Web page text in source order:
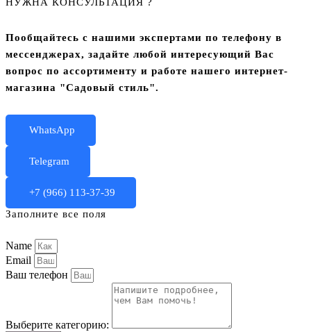
Пообщайтесь с нашими экспертами по телефону в
мессенджерах, задайте любой интересующий Вас
вопрос по ассортименту и работе нашего интернет-
магазина "Садовый стиль".
WhatsApp
Telegram
+7 (966) 113-37-39
Заполните все поля
Name
Email
Ваш телефон
Выберите категорию: